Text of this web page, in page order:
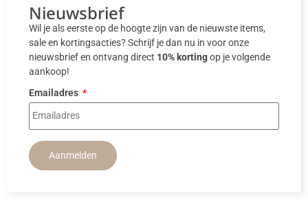
Nieuwsbrief
Wil je als eerste op de hoogte zijn van de nieuwste items,
sale en kortingsacties? Schrijf je dan nu in voor onze
nieuwsbrief en ontvang direct 10% kortingop je volgende
aankoop!
Emailadres
Aanmelden